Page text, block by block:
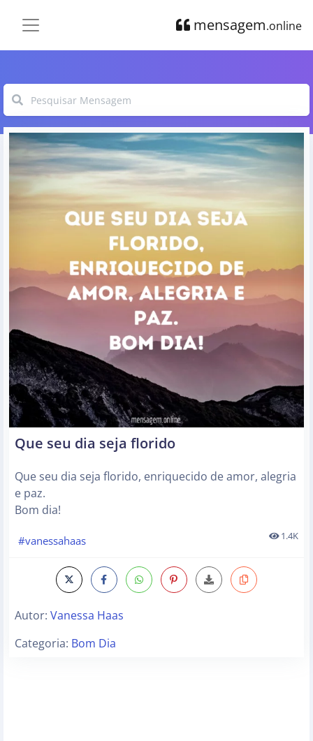
mensagem.online
Que seu dia seja florido
Que seu dia seja florido, enriquecido de amor, alegria
e paz.
Bom dia!
#vanessahaas 1.4K
Autor: Vanessa Haas
Categoria: Bom Dia